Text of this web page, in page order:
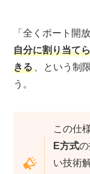
「全くポート開
自分に割り当て
きる
、という制
う。
この仕
E方式
い技術